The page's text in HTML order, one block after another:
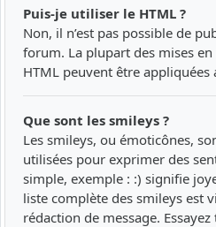
Puis-je utiliser le HTML ?
Non, il n’est pas possible de
forum. La plupart des mises
HTML peuvent être appliquées
Que sont les smileys ?
Les smileys, ou émoticônes,
utilisées pour exprimer des
simple, exemple : :) signifie
liste complète des smileys est
rédaction de message.